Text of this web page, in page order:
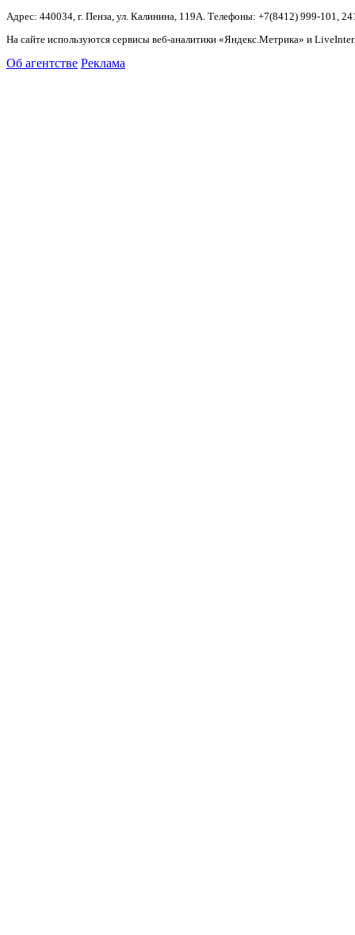
Адрес: 440034, г. Пенза, ул. Калинина, 119А. Телефоны: +7(8412) 999-101,
На сайте используются сервисы веб-аналитики «Яндекс.Метрика» и
Об агентстве Реклама